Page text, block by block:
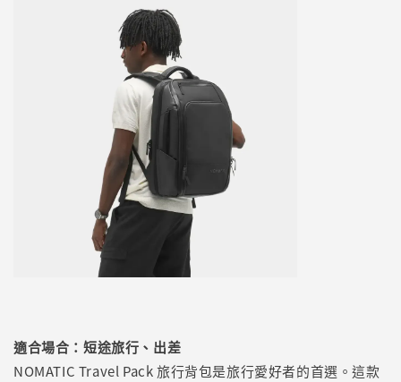
適合場合：短途旅行、出差
NOMATIC Travel Pack 旅行背包是旅行愛好者的首選。這款